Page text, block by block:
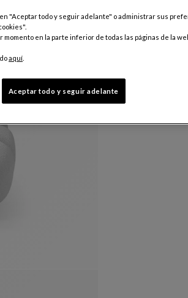
Precio válido
tienda para mayor
"Aceptar todo y seguir adelante" o administrar sus
en la parte inferior de todas las páginas de la
aquí
Aceptar todo y seguir adelante